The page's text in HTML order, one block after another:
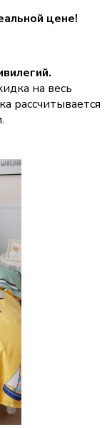
цене!
на весь
рассчитывается